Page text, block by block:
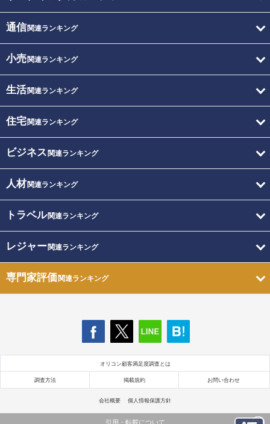
通信関連ランキング
小売関連ランキング
生活関連ランキング
住宅関連ランキング
ビジネス 関連ランキング
人材関連ランキング
トラベル関連ランキング
レジャー関連ランキング
専門家評価関連ランキング
オリコン顧客満足度調査とは
調査方法 掲載規約 お問い合わせ
会社概要 個人情報保護方針
引用・転載について